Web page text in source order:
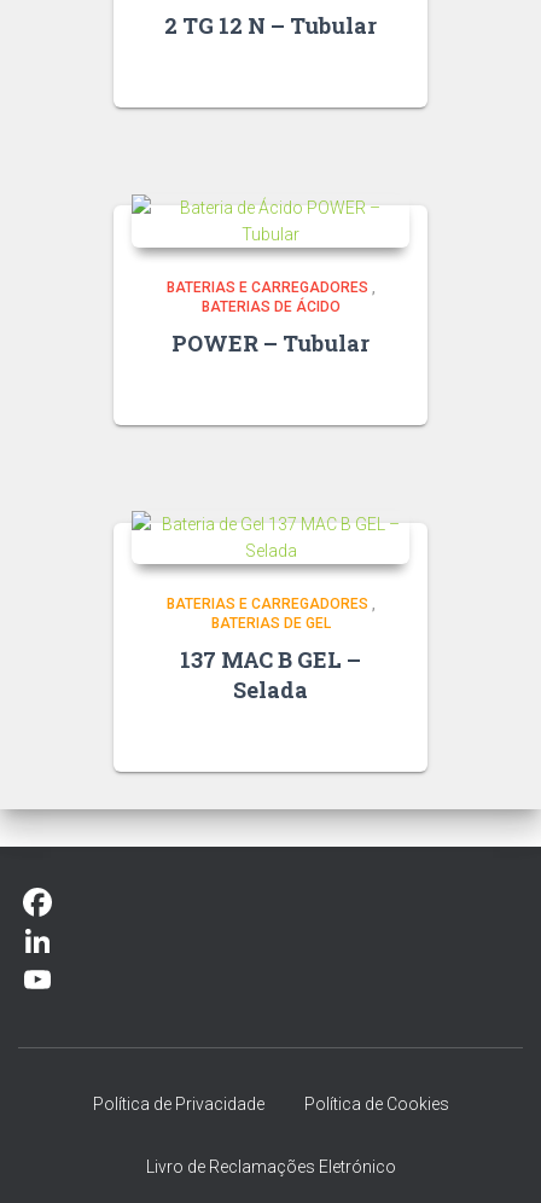
2 TG 12 N – Tubular
BATERIAS E CARREGADORES
BATERIAS DE ÁCIDO
POWER – Tubular
BATERIAS E CARREGADORES ,
BATERIAS DE GEL
137 MAC B GEL –
Selada
F
aL
Política de Privacidade Política de Cookies
Livro de Reclamações Eletrónico